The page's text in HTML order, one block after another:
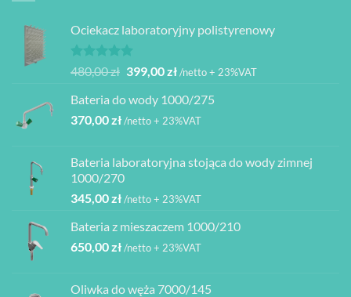
Ociekacz laboratoryjny polistyrenowy
Oceniono
na 5
480,00zł Pierwotna
wynosiła:
480,00 zł.
399,00złAktualna
wynosi:
399,00 zł.
/netto + 23%VAT
Bateria do wody 1000/275
370,00zł/netto + 23%VAT
Bateria laboratoryjna stojąca do wody zimnej
1000/270
345,00zł/netto + 23%VAT
Bateria z mieszaczem 1000/210
650,00zł/netto + 23%VAT
Oliwka do węża 7000/145